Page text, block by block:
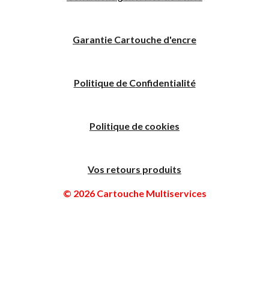
Garantie Cartouche d'encre
Politique de Confidentialité
Politique de cookies
Vos retours produits
© 2026 Cartouche Multiservices